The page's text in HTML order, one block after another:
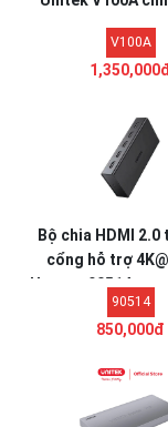
V100A
Bộ chia HDMI 2.0
cổng hỗ trợ
Ugreen 90514 cao
90514
850,000đ